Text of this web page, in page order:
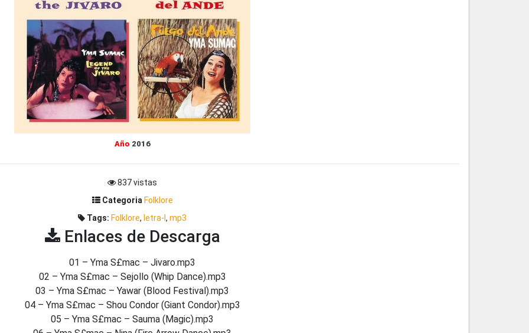
Año 2016
837 vistas
Categoria Folklore
Tags: Folklore, letra-l , mp3
Enlaces de Descarga
01 – Yma S£mac – Jivaro.mp3
02 – Yma S£mac – Sejollo (Whip Dance).mp3
03 – Yma S£mac – Yawar (Blood Festival).mp3
04 – Yma S£mac – Shou Condor (Giant Condor).mp3
05 – Yma S£mac – Sauma (Magic).mp3